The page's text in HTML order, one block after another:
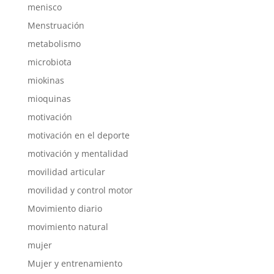
menisco
Menstruación
metabolismo
microbiota
miokinas
mioquinas
motivación
motivación en el deporte
motivación y mentalidad
movilidad articular
movilidad y control motor
Movimiento diario
movimiento natural
mujer
Mujer y entrenamiento